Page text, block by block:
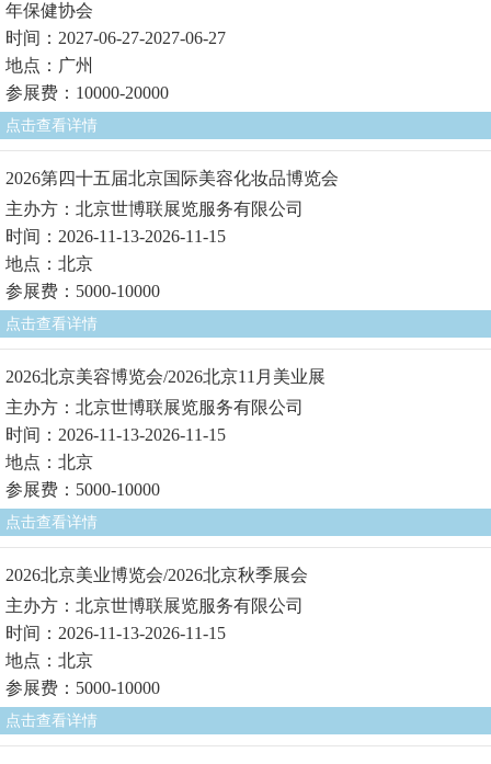
年保健协会
时间：2027-06-27-2027-06-27
地点：广州
参展费：10000-20000
点击查看详情
2026第四十五届北京国际美容化妆品博览会
主办方：北京世博联展览服务有限公司
时间：2026-11-13-2026-11-15
地点：北京
参展费：5000-10000
点击查看详情
2026北京美容博览会/2026北京11月美业展
主办方：北京世博联展览服务有限公司
时间：2026-11-13-2026-11-15
地点：北京
参展费：5000-10000
点击查看详情
2026北京美业博览会/2026北京秋季展会
主办方：北京世博联展览服务有限公司
时间：2026-11-13-2026-11-15
地点：北京
参展费：5000-10000
点击查看详情